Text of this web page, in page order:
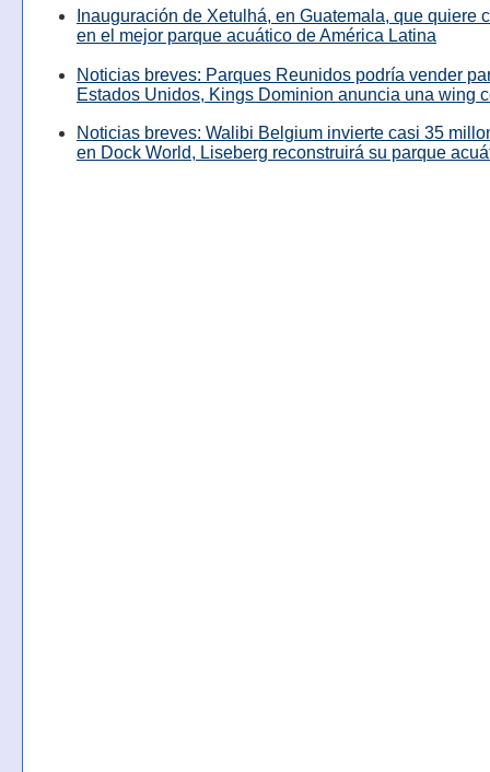
Inauguración de Xetulhá, en Guatemala, que quiere
en el mejor parque acuático de América Latina
Noticias breves: Parques Reunidos podría vender
Estados Unidos, Kings Dominion anuncia una wing
Noticias breves: Walibi Belgium invierte casi 35
en Dock World, Liseberg reconstruirá su parque